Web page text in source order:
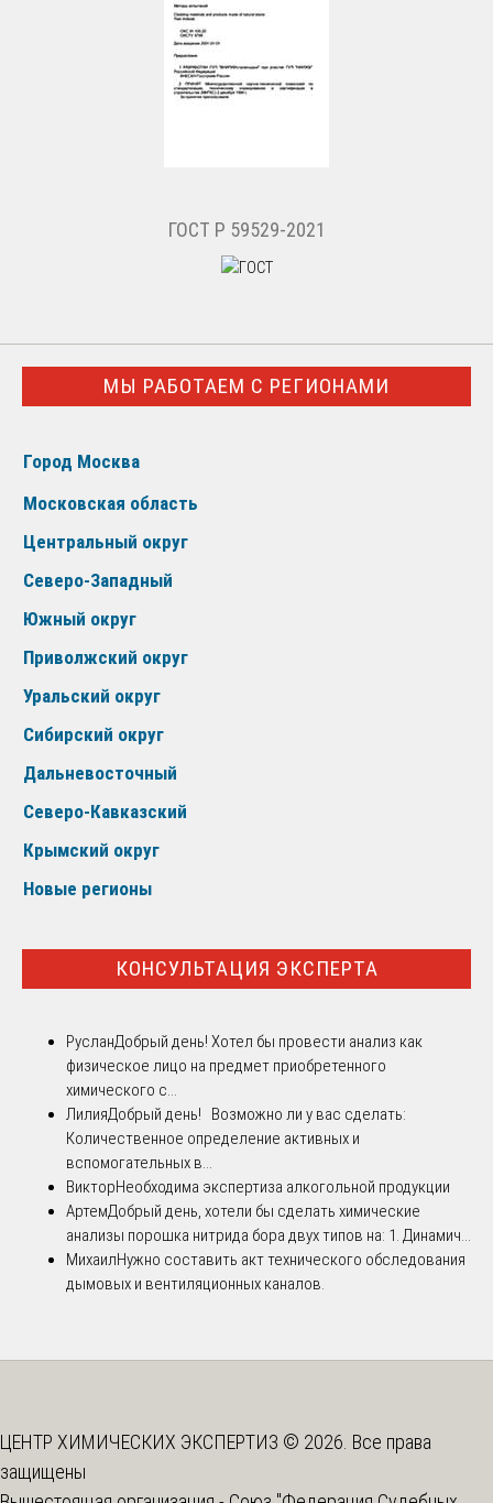
ГОСТ Р 59529-2021
МЫ РАБОТАЕМ С РЕГИОНАМИ
Город Москва
Московская область
Центральный округ
Северо-Западный
Южный округ
Приволжский округ
Уральский округ
Сибирский округ
Дальневосточный
Северо-Кавказский
Крымский округ
Новые регионы
КОНСУЛЬТАЦИЯ ЭКСПЕРТА
РусланДобрый день! Хотел бы провести анализ как
физическое лицо на предмет приобретенного
химического с...
ЛилияДобрый день! Возможно ли у вас сделать:
Количественное определение активных и
вспомогательных в...
ВикторНеобходима экспертиза алкогольной продукции
АртемДобрый день, хотели бы сделать химические
анализы порошка нитрида бора двух типов на: 1. Динамич...
МихаилНужно составить акт технического обследования
дымовых и вентиляционных каналов.
ЦЕНТР ХИМИЧЕСКИХ ЭКСПЕРТИЗ © 2026. Все права
защищены